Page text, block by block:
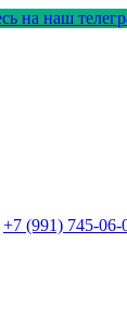
+7 (991) 745-06-